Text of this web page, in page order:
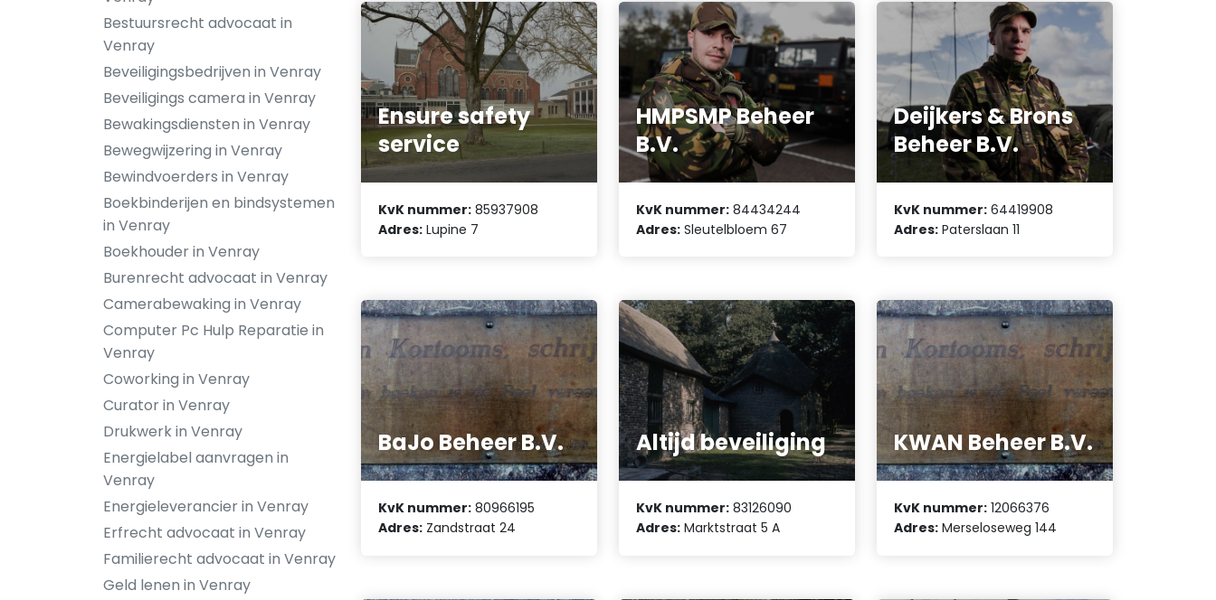
Bestuursrecht advocaat in
Venray
Beveiligingsbedrijven in Venray
Beveiligings camera in Venray
Bewakingsdiensten in Venray
Bewegwijzering in Venray
Bewindvoerders in Venray
Boekbinderijen en bindsystemen
in Venray
Boekhouder in Venray
Burenrecht advocaat in Venray
Camerabewaking in Venray
Computer Pc Hulp Reparatie in
Venray
Coworking in Venray
Curator in Venray
Drukwerk in Venray
Energielabel aanvragen in
Venray
Energieleverancier in Venray
Erfrecht advocaat in Venray
Familierecht advocaat in Venray
Geld lenen in Venray
Ensure safety
service
KvK nummer: 85937908
Adres: Lupine 7
HMPSMP Beheer
B.V.
KvK nummer: 84434244
Adres: Sleutelbloem 67
Deijkers & Brons
Beheer B.V.
KvK nummer: 64419908
Adres: Paterslaan 11
BaJo Beheer B.V.
KvK nummer: 80966195
Adres: Zandstraat 24
Altijd beveiliging
KvK nummer: 83126090
Adres: Marktstraat 5 A
KWAN Beheer B.V.
KvK nummer: 12066376
Adres: Merseloseweg 144